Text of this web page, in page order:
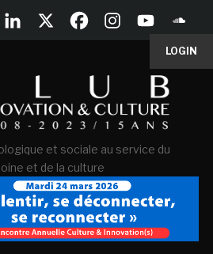
LOGIN
et sociale au service du
et de la culture